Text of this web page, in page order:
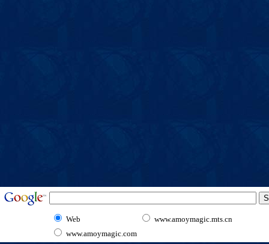
Web
www.amoymagic.mts.cn
www.amoymagic.com